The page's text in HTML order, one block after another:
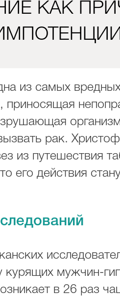
КАК
из самых
приносящая
рак.
из путешествия
его действия
курящих мужчин-
в 26 раз